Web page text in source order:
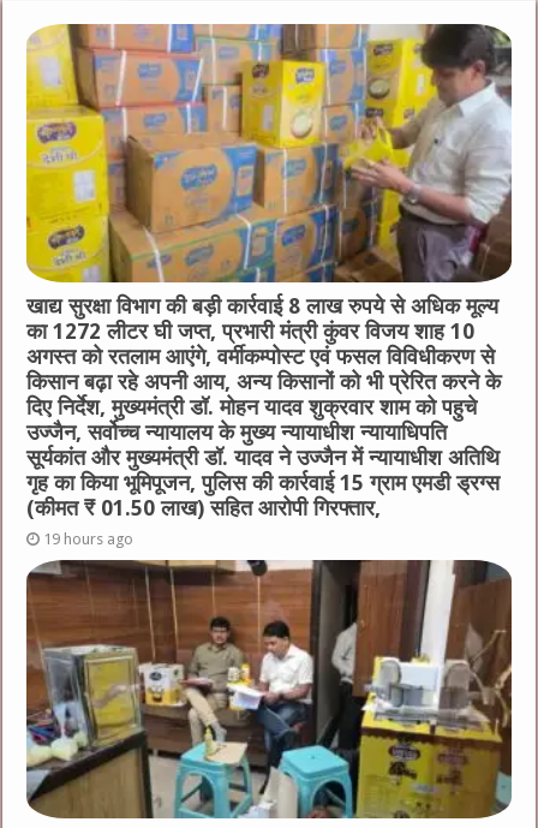
b
o
o
k
r
at
n
g
er
A
p
p
खाद्य सुरक्षा विभाग की बड़ी कार्रवाई 8 लाख रुपये से अधिक मूल्य
का 1272 लीटर घी जप्त, प्रभारी मंत्री कुंवर विजय शाह 10
अगस्त को रतलाम आएंगे, वर्मीकम्पोस्ट एवं फसल विविधीकरण से
किसान बढ़ा रहे अपनी आय, अन्य किसानों को भी प्रेरित करने के
दिए निर्देश, मुख्यमंत्री डॉ. मोहन यादव शुक्रवार शाम को पहुचे
उज्जैन, सर्वोच्च न्यायालय के मुख्‍य न्‍यायाधीश न्यायाधिपति
सूर्यकांत और मुख्यमंत्री डॉ. यादव ने उज्जैन में न्यायाधीश अतिथि
गृह का किया भूमिपूजन, पुलिस की कार्रवाई 15 ग्राम एमडी ड्रग्स
(कीमत ₹ 01.50 लाख) सहित आरोपी गिरफ्तार,
19 hours ago